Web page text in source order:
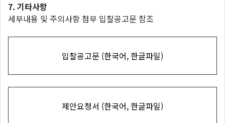
7. 기타사항
세부내용 및 주의사항 첨부 입찰공고문 참조
입찰공고문 (한국어, 한글파일)
제안요청서 (한국어, 한글파일)